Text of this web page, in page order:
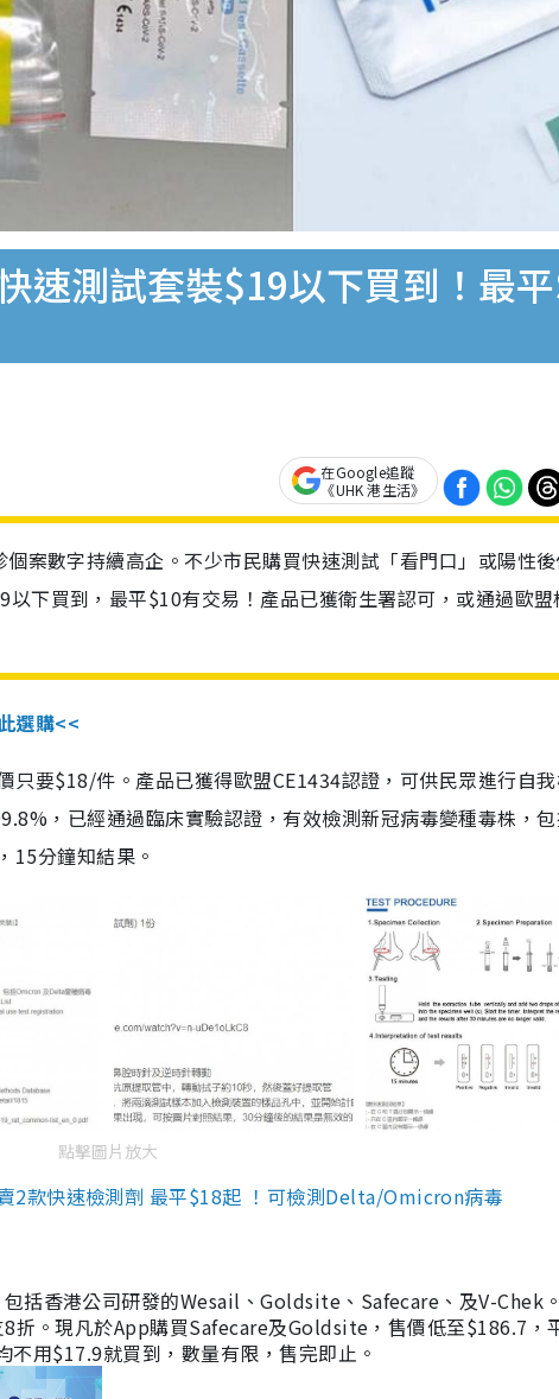
速測試套裝$19以下買到！最
在Google追蹤
《UHK 港生活》
案數字持續高企。不少市民購買快速測試「看門口」或陽性
下買到，最平$10有交易！產品已獲衛生署認可，或通過歐盟
選購<<
要$18/件。產品已獲得歐盟CE1434認證，可供民眾進行自
，已經通過臨床實驗認證，有效檢測新冠病毒變種毒株，
分鐘知結果。
點擊圖片放大
2款快速檢測劑 最平$18起 ！可檢測Delta/Omicron病毒
括香港公司研發的Wesail、Goldsite、Safecare、及V-Chek
折。現凡於App購買Safecare及Goldsite，售價低至$186.7，
用$17.9就買到，數量有限，售完即止。